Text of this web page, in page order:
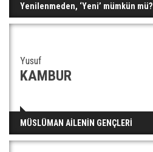
Yenilenmeden, ‘Yeni’ mümkün mü?
Yusuf
KAMBUR
MÜSLÜMAN AİLENİN GENÇLERİ